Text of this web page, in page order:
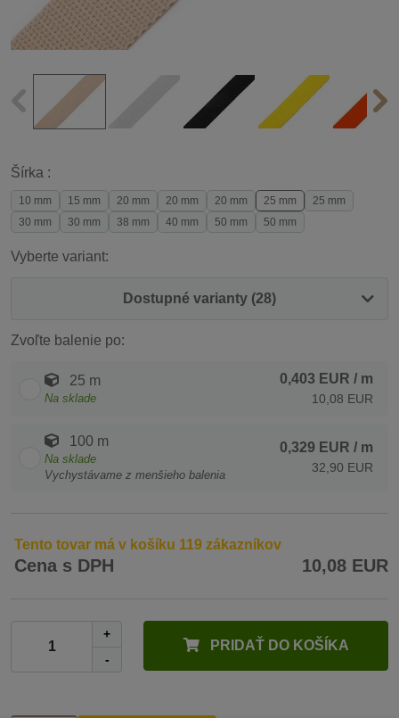
Šírka :
10 mm 15 mm 20 mm 20 mm 20 mm 25 mm
25 mm
30 mm
30 mm 38 mm 40 mm 50 mm 50 mm
Vyberte variant:
Dostupné varianty (28)
Zvoľte balenie po:
25 m
Na sklade
0,403 EUR / m
10,08 EUR
100 m
Na sklade
Vychystávame z menšieho balenia
0,329 EUR / m
32,90 EUR
Tento tovar má v košíku 119 zákazníkov
Cena s DPH 10,08 EUR
+
-
PRIDAŤ DO KOŠÍKA